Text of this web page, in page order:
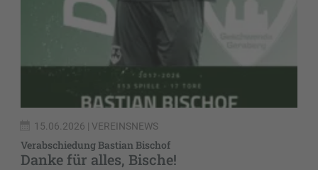
15.06.2026 | VEREINSNEWS
Verabschiedung Bastian Bischof
Danke für alles, Bische!